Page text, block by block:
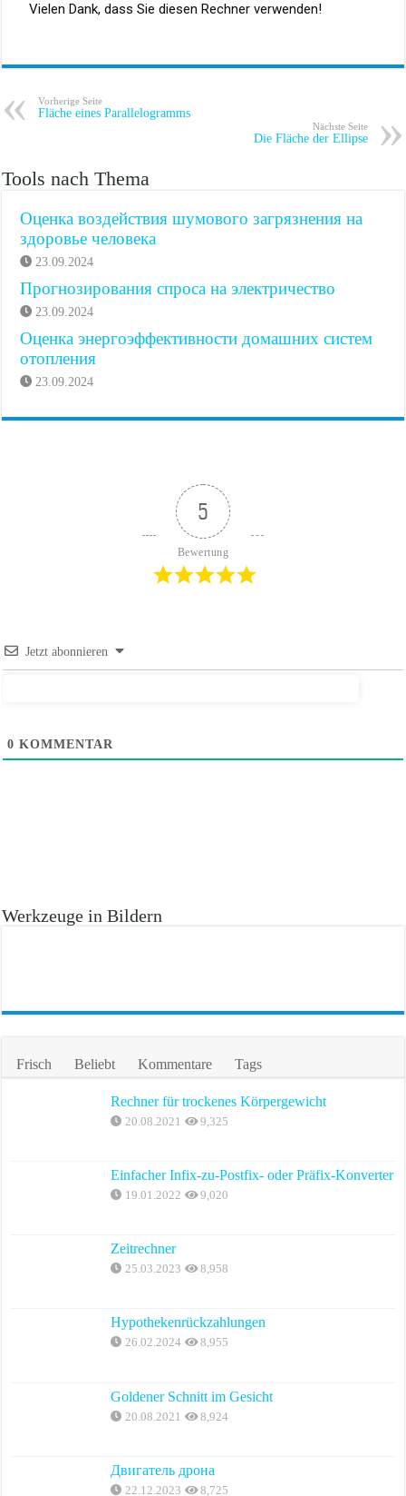
Vielen Dank, dass Sie diesen Rechner verwenden!
Vorherige Seite
Fläche eines Parallelogramms
Nächste Seite
Die Fläche der Ellipse
Tools nach Thema
Оценка воздействия шумового загрязнения на
здоровье человека
23.09.2024
Прогнозирования спроса на электричество
23.09.2024
Оценка энергоэффективности домашних систем
отопления
23.09.2024
5
Bewertung
Jetzt abonnieren
0 KOMMENTAR
Werkzeuge in Bildern
Frisch Beliebt Kommentare Tags
Rechner für trockenes Körpergewicht
20.08.2021 9,325
Einfacher Infix-zu-Postfix- oder Präfix-Konverter
19.01.2022 9,020
Zeitrechner
25.03.2023 8,958
Hypothekenrückzahlungen
26.02.2024 8,955
Goldener Schnitt im Gesicht
20.08.2021 8,924
Двигатель дрона
22.12.2023 8,725